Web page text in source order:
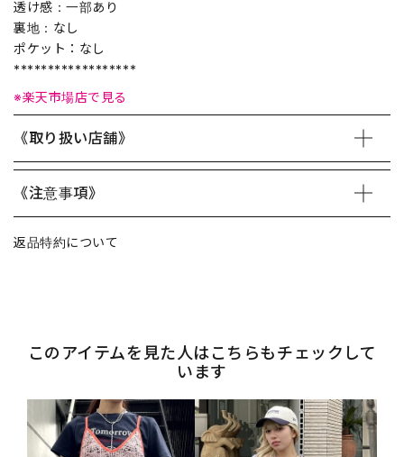
透け感：一部あり
裏地：なし
ポケット：なし
******************
※楽天市場店で見る
《取り扱い店舗》
《注意事項》
返品特約について
このアイテムを見た人はこちらもチェックして
います